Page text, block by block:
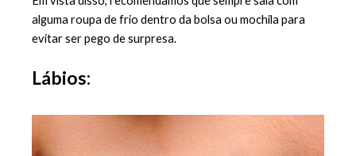
alguma roupa de frio dentro da bolsa ou mochila para
evitar ser pego de surpresa.
Lábios: